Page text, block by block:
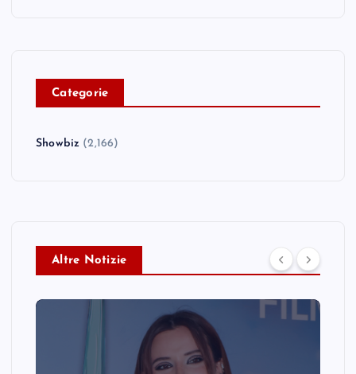
Categorie
Showbiz (2,166)
Altre Notizie